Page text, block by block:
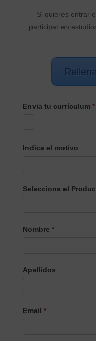
Si quieres entrar
participar en
Envia tu currículum *
Indica el motivo
Selecciona el
el
Nombre *
Apellidos
Email *